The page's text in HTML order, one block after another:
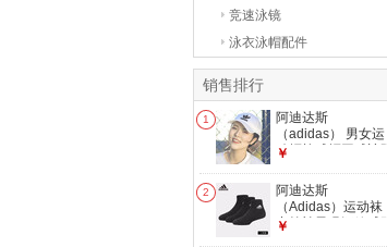
竞速泳镜
泳衣泳帽配件
销售排行
1
阿迪达斯
（adidas） 男女运
动帽棒球帽网球遮阳
舌帽跑步马拉松冬季
保暖 白色三叶草
FJ2544
￥
2
阿迪达斯
（Adidas）运动袜
中筒袜子吸汗篮球跑
￥